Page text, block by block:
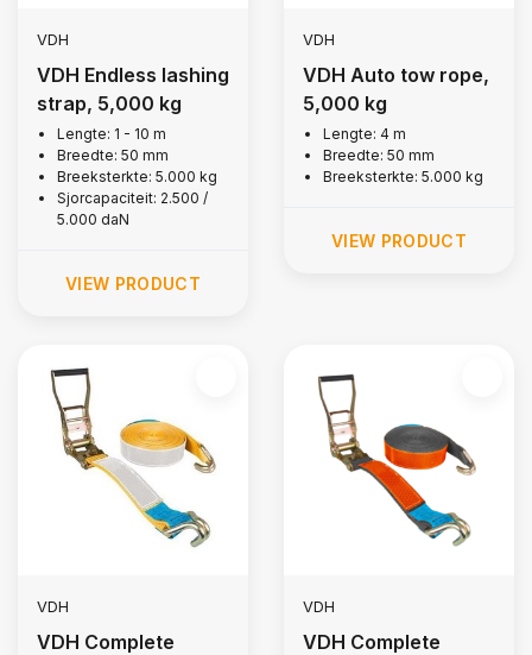
VDH
VDH Endless lashing
strap, 5,000 kg
Lengte: 1 - 10 m
Breedte: 50 mm
Breeksterkte: 5.000 kg
Sjorcapaciteit: 2.500 /
5.000 daN
VIEW PRODUCT
VDH
VDH Auto tow rope,
5,000 kg
Lengte: 4 m
Breedte: 50 mm
Breeksterkte: 5.000 kg
VIEW PRODUCT
VDH
VDH Complete
VDH
VDH Complete